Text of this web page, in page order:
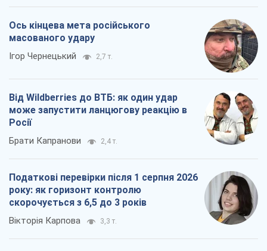
Ось кінцева мета російського
масованого удару
Ігор Чернецький 2,7 т.
Від Wildberries до ВТБ: як один удар
може запустити ланцюгову реакцію в
Росії
Брати Капранови 2,4 т.
Податкові перевірки після 1 серпня 2026
року: як горизонт контролю
скорочується з 6,5 до 3 років
Вікторія Карпова 3,3 т.